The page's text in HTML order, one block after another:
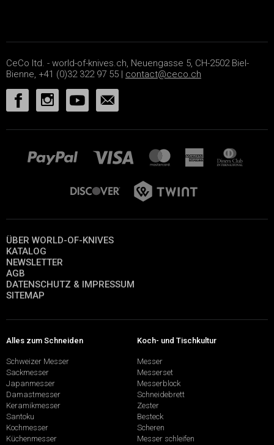
CeCo ltd. - world-of-knives.ch, Neuengasse 5, CH-2502 Biel-
Bienne, +41 (0)32 322 97 55 | contact@ceco.ch
ÜBER WORLD-OF-KNIVES
KATALOG
NEWSLETTER
AGB
DATENSCHUTZ & IMPRESSUM
SITEMAP
Alles zum Schneiden
Schweizer Messer
Sackmesser
Japanmesser
Damastmesser
Keramikmesser
Santoku
Kochmesser
Küchenmesser
Koch- und Tischkultur
Messer
Messerset
Messerblock
Schneidebrett
Zester
Besteck
Scheren
Messer schleifen